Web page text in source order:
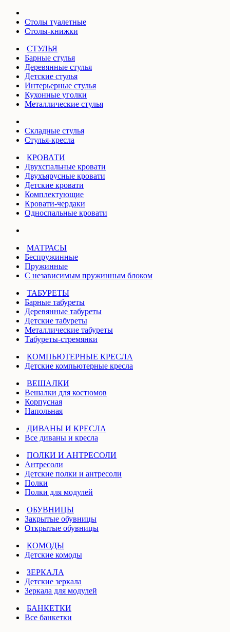
Столы туалетные
Столы-книжки
СТУЛЬЯ
Барные стулья
Деревянные стулья
Детские стулья
Интерьерные стулья
Кухонные уголки
Металлические стулья
Складные стулья
Стулья-кресла
КРОВАТИ
Двухспальные кровати
Двухъярусные кровати
Детские кровати
Комплектующие
Кровати-чердаки
Односпальные кровати
МАТРАСЫ
Беспружинные
Пружинные
С независимым пружинным блоком
ТАБУРЕТЫ
Барные табуреты
Деревянные табуреты
Детские табуреты
Металлические табуреты
Табуреты-стремянки
КОМПЬЮТЕРНЫЕ КРЕСЛА
Детские компьютерные кресла
ВЕШАЛКИ
Вешалки для костюмов
Корпусная
Напольная
ДИВАНЫ И КРЕСЛА
Все диваны и кресла
ПОЛКИ И АНТРЕСОЛИ
Антресоли
Детские полки и антресоли
Полки
Полки для модулей
ОБУВНИЦЫ
Закрытые обувницы
Открытые обувницы
КОМОДЫ
Детские комоды
ЗЕРКАЛА
Детские зеркала
Зеркала для модулей
БАНКЕТКИ
Все банкетки